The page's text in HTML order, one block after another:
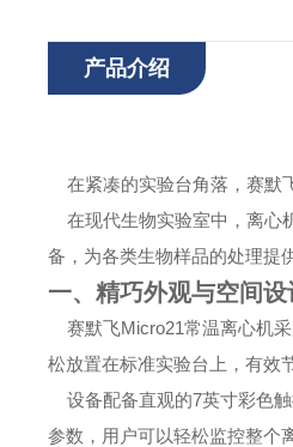
产品介绍
在紧凑的实验台角落，赛默
在现代生物实验室中，离心
备，为各类生物样品的处理提
一、精巧外观与空间设
赛默飞Micro21常温离心机
松放置在标准实验台上，有效
设备配备直观的7英寸彩色
参数，用户可以轻松监控整个